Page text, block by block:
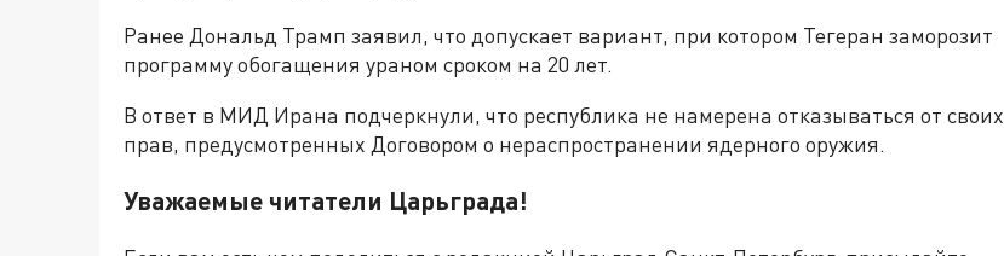
Ранее Дональд Трамп заявил, что допускает вариант, при котором Тегеран заморозит
программу обогащения ураном сроком на 20 лет.
В ответ в МИД Ирана подчеркнули, что республика не намерена отказываться от своих
прав, предусмотренных Договором о нераспространении ядерного оружия.
Уважаемые читатели Царьграда!